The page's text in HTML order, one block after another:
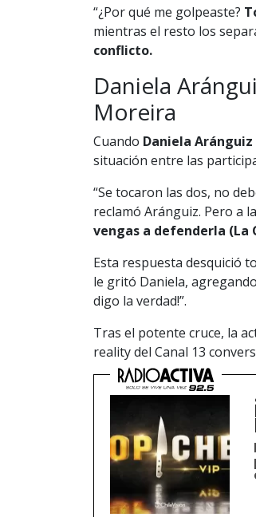
“¿Por qué me golpeaste?
mientras el resto los
conflicto.
Daniela
Moreira
Cuando Daniela
situación entre las
“Se tocaron las dos, no
reclamó Aránguiz. Pero a
vengas a defenderla (La
Esta respuesta desquició
le gritó Daniela,
digo la verdad!”.
Tras el potente cruce, la
reality del Canal 13